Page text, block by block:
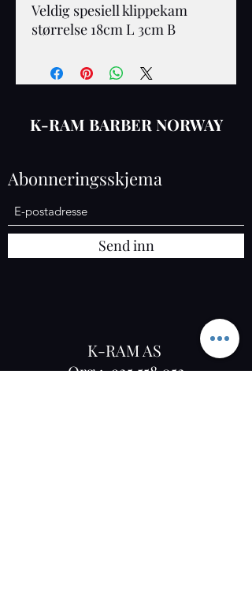
Veldig spesiell klippekam
størrelse 18cm L 3cm B
K-RAM BARBER NORWAY
Abonneringsskjema
Send inn
K-RAM AS
Org :925 558 052